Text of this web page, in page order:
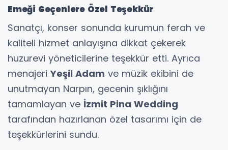
Emeği Geçenlere Özel Teşekkür
Sanatçı, konser sonunda kurumun ferah ve
kaliteli hizmet anlayışına dikkat çekerek
huzurevi yöneticilerine teşekkür etti. Ayrıca
menajeri Yeşil Adam ve müzik ekibini de
unutmayan Narpın, gecenin şıklığını
tamamlayan ve İzmit Pina Wedding
tarafından hazırlanan özel tasarımı için de
teşekkürlerini sundu.